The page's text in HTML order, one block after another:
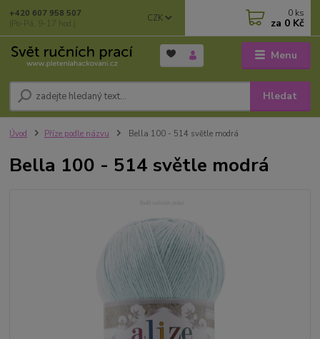
Menu
CZK
Hledat
+420 607 958 507
(Po-Pá, 9-17 hod.)
0 ks
za 0 Kč
Úvod Příze podle názvu Bella 100 - 514 světle modrá
Bella 100 - 514 světle modrá